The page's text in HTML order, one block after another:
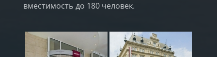
вместимость до 180 человек.